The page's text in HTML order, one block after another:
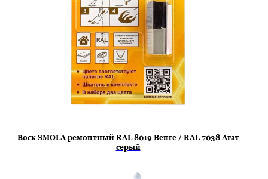
Воск SMOLA ремонтный RAL 8019 Венге / RAL 7038 Агат
серый